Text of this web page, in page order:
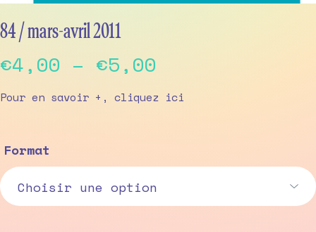
84 / mars-avril 2011
€4,00 – €5,00
range:
€5,00
Pour en savoir +, cliquez ici
Format